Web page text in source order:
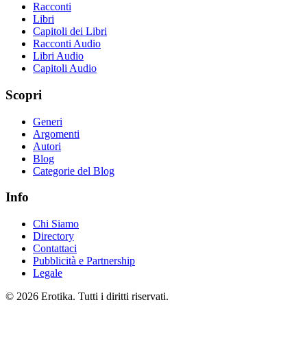
Racconti
Libri
Capitoli dei Libri
Racconti Audio
Libri Audio
Capitoli Audio
Scopri
Generi
Argomenti
Autori
Blog
Categorie del Blog
Info
Chi Siamo
Directory
Contattaci
Pubblicità e Partnership
Legale
© 2026 Erotika. Tutti i diritti riservati.